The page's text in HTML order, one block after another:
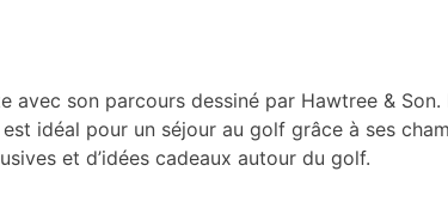
son parcours dessiné par Hawtree & Son.
idéal pour un séjour au golf grâce à ses
et d’idées cadeaux autour du golf.